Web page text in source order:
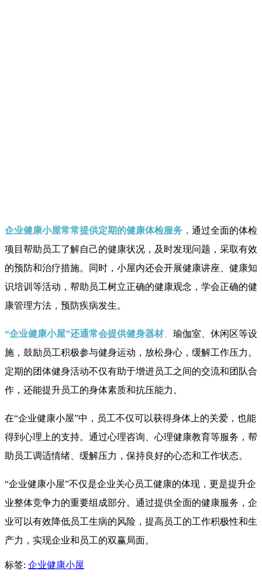
企业健康小屋常常提供定期的健康体检服务， 通过全面的体检
项目帮助员工了解自己的健康状况，及时发现问题，采取有效
的预防和治疗措施。同时，小屋内还会开展健康讲座、健康知
识培训等活动，帮助员工树立正确的健康观念，学会正确的健
康管理方法，预防疾病发生。
“企业健康小屋”还通常会提供健身器材、 瑜伽室、休闲区等设
施，鼓励员工积极参与健身运动，放松身心，缓解工作压力。
定期的团体健身活动不仅有助于增进员工之间的交流和团队合
作，还能提升员工的身体素质和抗压能力。
在“企业健康小屋”中，员工不仅可以获得身体上的关爱，也能
得到心理上的支持。通过心理咨询、心理健康教育等服务，帮
助员工调适情绪、缓解压力，保持良好的心态和工作状态。
“企业健康小屋”不仅是企业关心员工健康的体现，更是提升企
业整体竞争力的重要组成部分。通过提供全面的健康服务，企
业可以有效降低员工生病的风险，提高员工的工作积极性和生
产力，实现企业和员工的双赢局面。
标签: 企业健康小屋